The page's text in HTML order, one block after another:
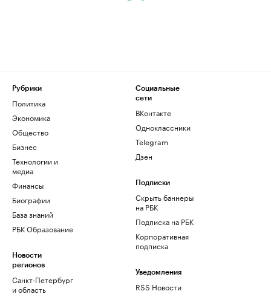
Рубрики
Политика
Экономика
Общество
Бизнес
Технологии и
медиа
Финансы
Биографии
База знаний
РБК Образование
Новости
регионов
Санкт-Петербург
и область
Социальные
сети
ВКонтакте
Одноклассники
Telegram
Дзен
Подписки
Скрыть баннеры
на РБК
Подписка на РБК
Корпоративная
подписка
Уведомления
RSS Новости